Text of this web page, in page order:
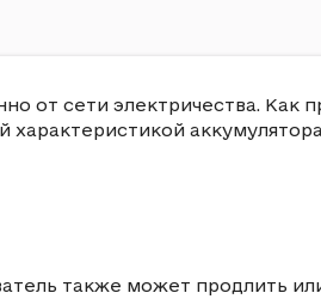
от сети электричества. Как
аккумулятора
также может продлить